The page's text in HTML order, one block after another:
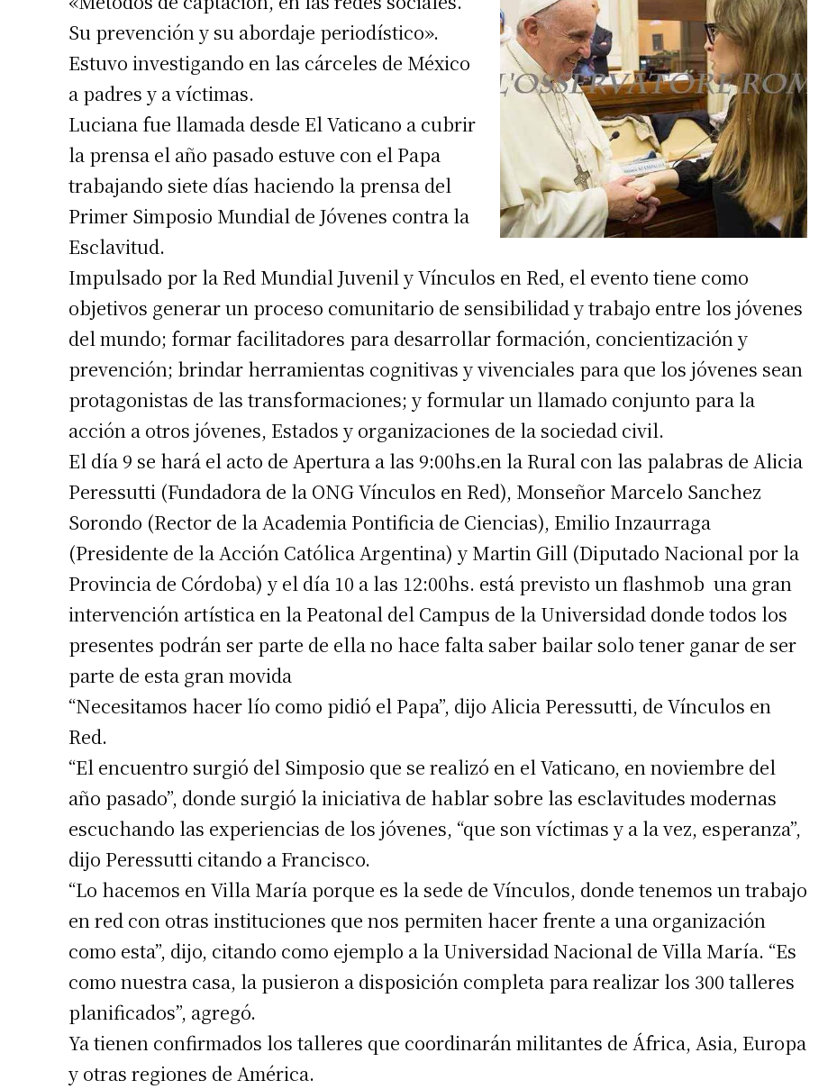
Suscribirme gratis
*
Dirección de correo electrónico*
Nombre
Apellidos
Su prevención y su abordaje periodístico».
Estuvo investigando en las cárceles de México
a padres y a víctimas.
Luciana fue llamada desde El Vaticano a cubrir
la prensa el año pasado estuve con el Papa
trabajando siete días haciendo la prensa del
Primer Simposio Mundial de Jóvenes contra la
Esclavitud.
Impulsado por la Red Mundial Juvenil y Vínculos en Red, el evento tiene como
objetivos generar un proceso comunitario de sensibilidad y trabajo entre los jóvenes
del mundo; formar facilitadores para desarrollar formación, concientización y
prevención; brindar herramientas cognitivas y vivenciales para que los jóvenes sean
protagonistas de las transformaciones; y formular un llamado conjunto para la
acción a otros jóvenes, Estados y organizaciones de la sociedad civil.
El día 9 se hará el acto de Apertura a las 9:00hs.en la Rural con las palabras de Alicia
Peressutti (Fundadora de la ONG Vínculos en Red), Monseñor Marcelo Sanchez
Sorondo (Rector de la Academia Pontificia de Ciencias), Emilio Inzaurraga
(Presidente de la Acción Católica Argentina) y Martin Gill (Diputado Nacional por la
Provincia de Córdoba) y el día 10 a las 12:00hs. está previsto un flashmob una gran
intervención artística en la Peatonal del Campus de la Universidad donde todos los
presentes podrán ser parte de ella no hace falta saber bailar solo tener ganar de ser
parte de esta gran movida
“Necesitamos hacer lío como pidió el Papa”, dijo Alicia Peressutti, de Vínculos en
Red.
“El encuentro surgió del Simposio que se realizó en el Vaticano, en noviembre del
año pasado”, donde surgió la iniciativa de hablar sobre las esclavitudes modernas
escuchando las experiencias de los jóvenes, “que son víctimas y a la vez, esperanza”,
dijo Peressutti citando a Francisco.
“Lo hacemos en Villa María porque es la sede de Vínculos, donde tenemos un trabajo
en red con otras instituciones que nos permiten hacer frente a una organización
como esta”, dijo, citando como ejemplo a la Universidad Nacional de Villa María. “Es
como nuestra casa, la pusieron a disposición completa para realizar los 300 talleres
planificados”, agregó.
Ya tienen confirmados los talleres que coordinarán militantes de África, Asia, Europa
y otras regiones de América.